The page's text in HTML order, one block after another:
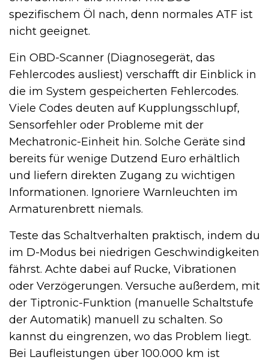
spezifischem Öl nach, denn normales ATF ist
nicht geeignet.
Ein OBD-Scanner (Diagnosegerät, das
Fehlercodes ausliest) verschafft dir Einblick in
die im System gespeicherten Fehlercodes.
Viele Codes deuten auf Kupplungsschlupf,
Sensorfehler oder Probleme mit der
Mechatronic-Einheit hin. Solche Geräte sind
bereits für wenige Dutzend Euro erhältlich
und liefern direkten Zugang zu wichtigen
Informationen. Ignoriere Warnleuchten im
Armaturenbrett niemals.
Teste das Schaltverhalten praktisch, indem du
im D-Modus bei niedrigen Geschwindigkeiten
fährst. Achte dabei auf Rucke, Vibrationen
oder Verzögerungen. Versuche außerdem, mit
der Tiptronic-Funktion (manuelle Schaltstufe
der Automatik) manuell zu schalten. So
kannst du eingrenzen, wo das Problem liegt.
Bei Laufleistungen über 100.000 km ist